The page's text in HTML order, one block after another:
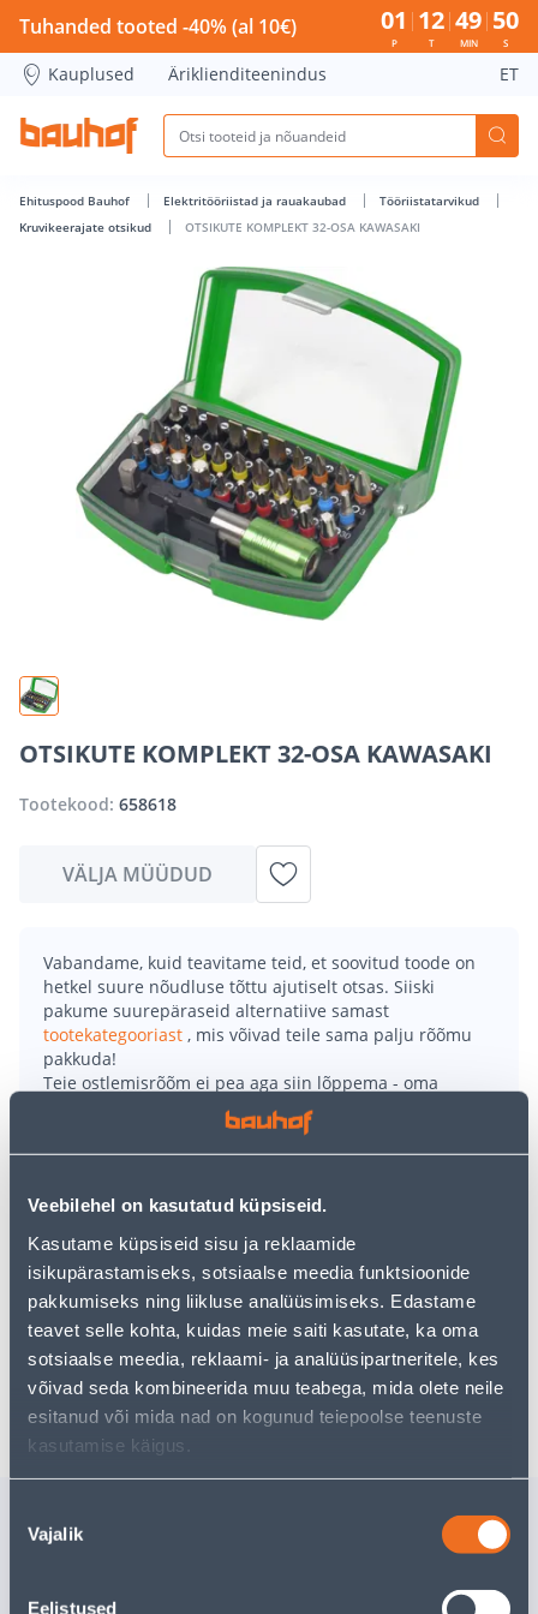
Veebilehel on kasutatud küpsiseid.
Kasutame küpsiseid sisu ja reklaamide
isikupärastamiseks, sotsiaalse meedia funktsioonide
pakkumiseks ning liikluse analüüsimiseks. Edastame
teavet selle kohta, kuidas meie saiti kasutate, ka oma
sotsiaalse meedia, reklaami- ja analüüsipartneritele, kes
võivad seda kombineerida muu teabega, mida olete neile
esitanud või mida nad on kogunud teiepoolse teenuste
kasutamise käigus.
valik
Vajalik
Eelistused
OTSIKUTE KOMPLEKT 32-OSA KAWASAKI - Bauhof has
Tuhanded tooted -40% (al 10€) 01
P
12
T
49
MIN
49
S
Kauplused Äriklienditeenindus ET
Ehituspood Bauhof Elektritööriistad ja rauakaubad
Tööriistatarvikud
Kruvikeerajate otsikud
OTSIKUTE KOMPLEKT 32-OSA KAWASAKI
OTSIKUTE KOMPLEKT 32-OSA KAWASAKI
Tootekood: 658618
VÄLJA MÜÜDUD
Vabandame, kuid teavitame teid, et soovitud toode on
hetkel suure nõudluse tõttu ajutiselt otsas. Siiski
pakume suurepäraseid alternatiive samast
tootekategooriast , mis võivad teile sama palju rõõmu
pakkuda!
Teie ostlemisrõõm ei pea aga siin lõppema - oma
uurimistööd saate jätkata, naastes
kasutades meie võimsat otsingufunktsiooni, et leida
veelgi meelepärasemad valikuid. Head ostlemist!
• Komplektis 30 otsikut, adapter 25 mm ning magneti ja
lukustusega otsikuhoidja.
• 14-päevane tagastusõigus.
Tarne pole võimalik
TRUPER